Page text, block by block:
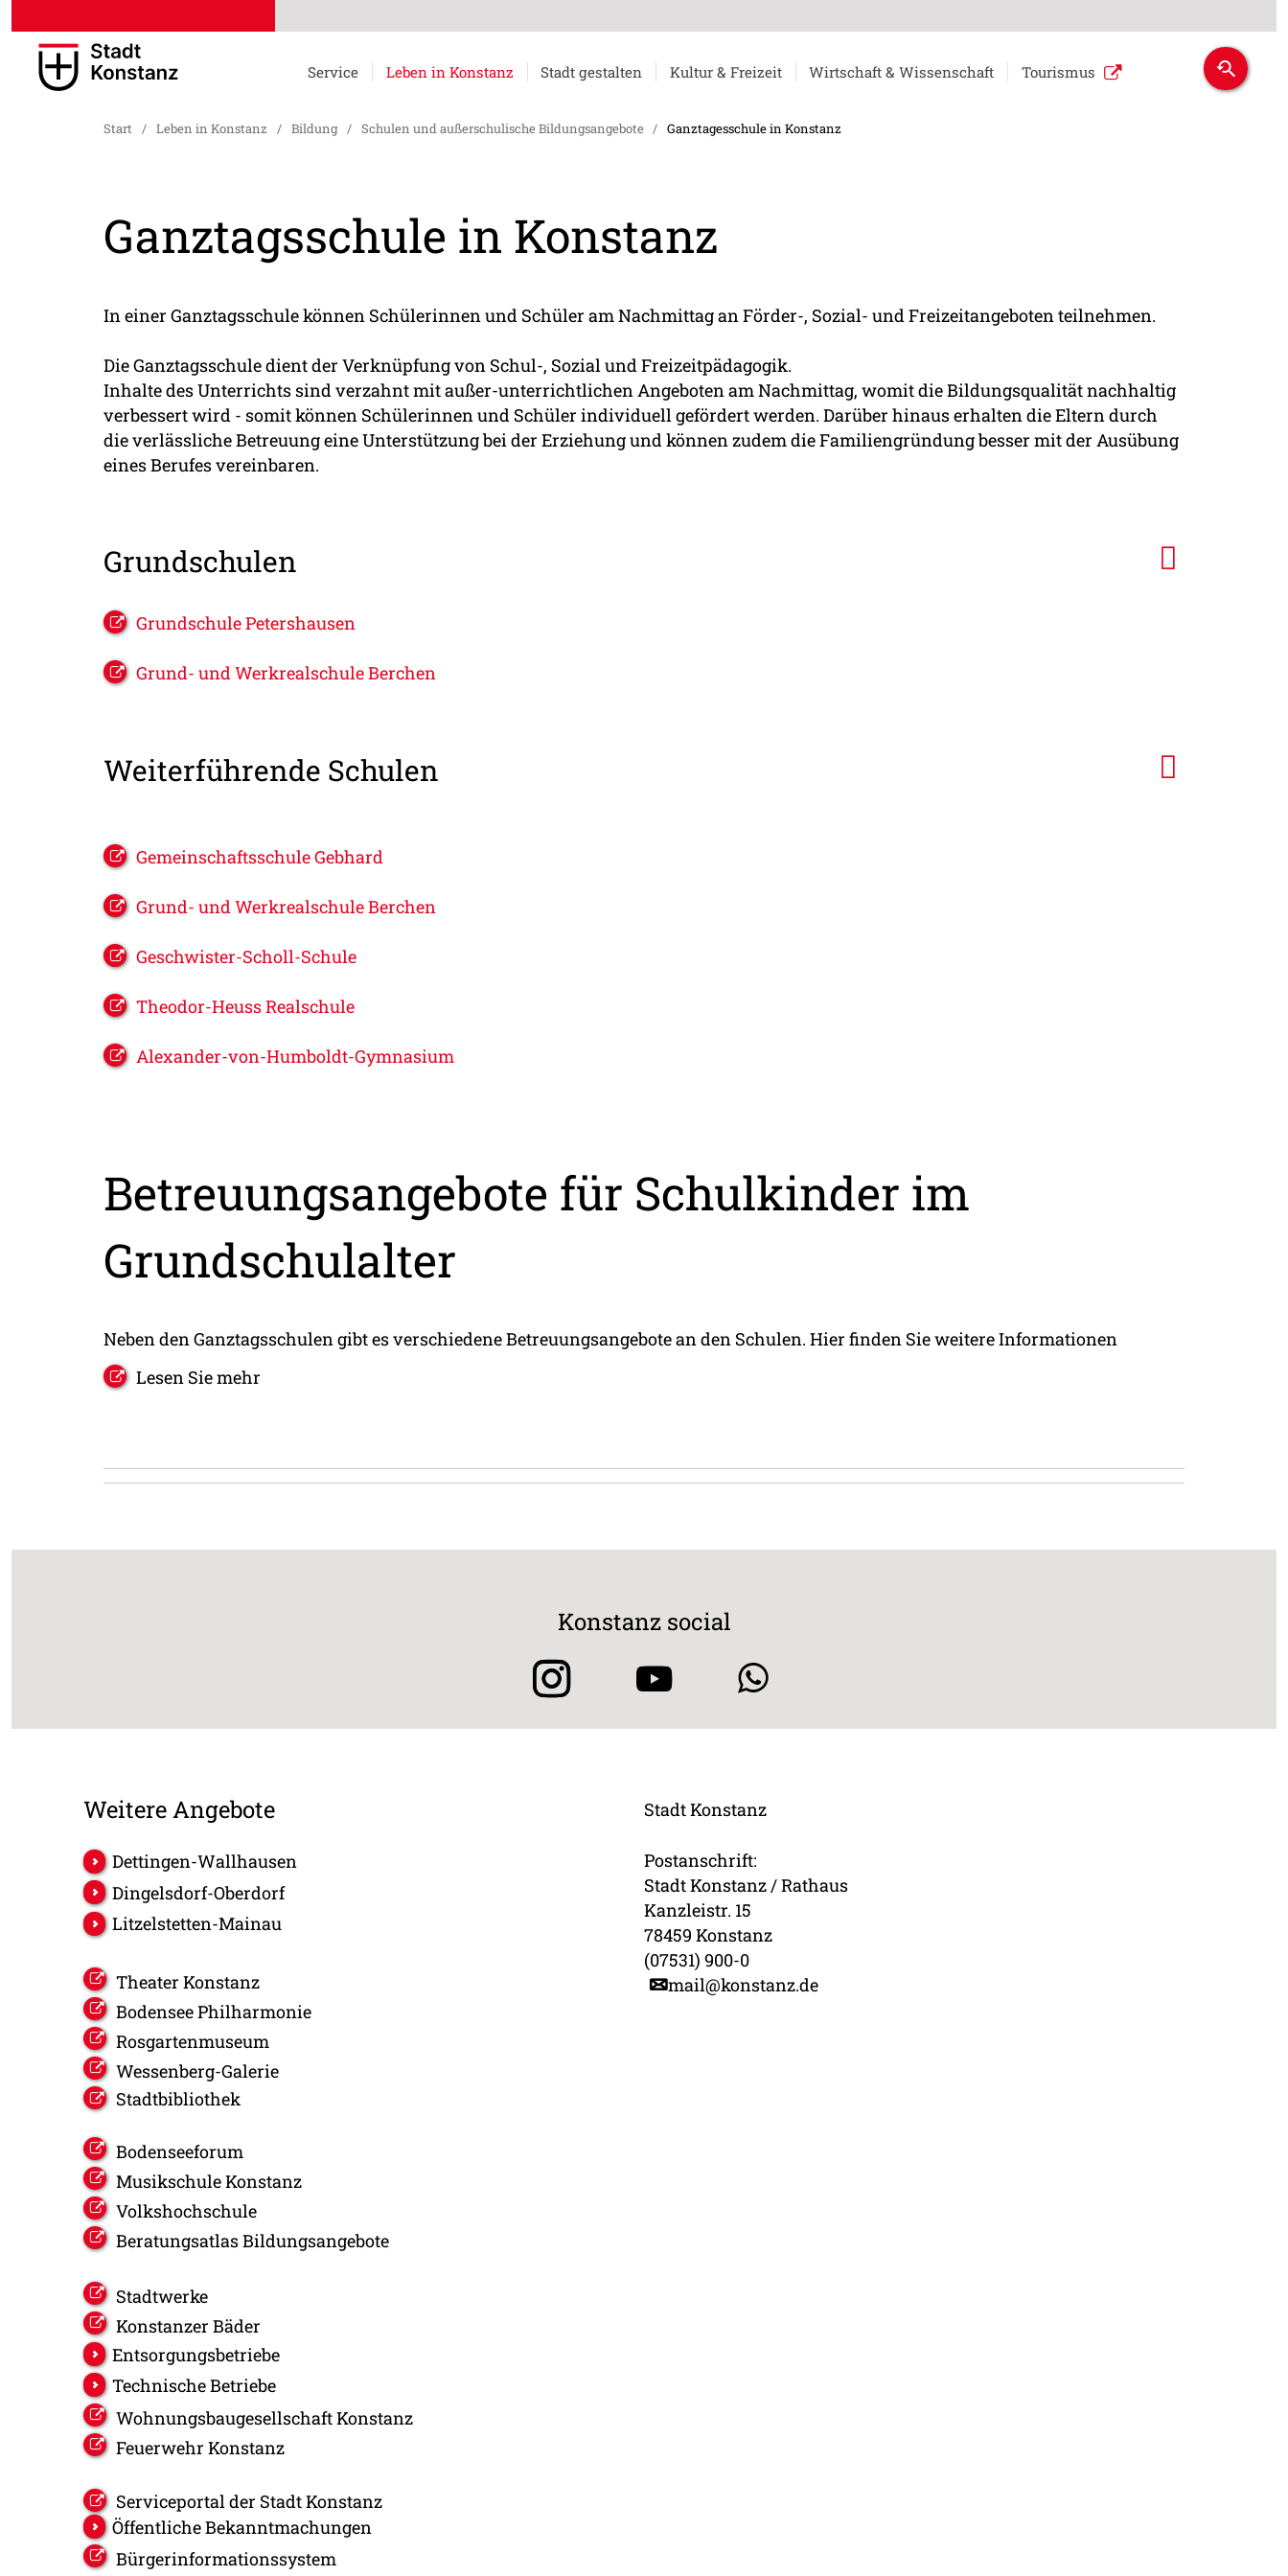
Service Leben in Konstanz Stadt gestalten Kultur & Freizeit Wirtschaft & Wissenschaft Tourismus
Start / Leben in Konstanz / Bildung / Schulen und außerschulische Bildungsangebote / Ganztagesschule in Konstanz
Ganztagsschule in Konstanz
In einer Ganztagsschule können Schülerinnen und Schüler am Nachmittag an Förder-, Sozial- und Freizeitangeboten teilnehmen.
Die Ganztagsschule dient der Verknüpfung von Schul-, Sozial und Freizeitpädagogik.
Inhalte des Unterrichts sind verzahnt mit außer-unterrichtlichen Angeboten am Nachmittag, womit die Bildungsqualität nachhaltig
verbessert wird - somit können Schülerinnen und Schüler individuell gefördert werden. Darüber hinaus erhalten die Eltern durch
die verlässliche Betreuung eine Unterstützung bei der Erziehung und können zudem die Familiengründung besser mit der Ausübung
eines Berufes vereinbaren.
Grundschulen
Grundschule Petershausen
Grund- und Werkrealschule Berchen
Weiterführende Schulen
Gemeinschaftsschule Gebhard
Grund- und Werkrealschule Berchen
Geschwister-Scholl-Schule
Theodor-Heuss Realschule
Alexander-von-Humboldt-Gymnasium
Betreuungsangebote für Schulkinder im
Grundschulalter
Neben den Ganztagsschulen gibt es verschiedene Betreuungsangebote an den Schulen. Hier finden Sie weitere Informationen
Lesen Sie mehr
Konstanz social
Weitere Angebote
Dettingen-Wallhausen
Dingelsdorf-Oberdorf
Litzelstetten-Mainau
Theater Konstanz
Bodensee Philharmonie
Rosgartenmuseum
Wessenberg-Galerie
Stadtbibliothek
Bodenseeforum
Musikschule Konstanz
Volkshochschule
Beratungsatlas Bildungsangebote
Stadtwerke
Konstanzer Bäder
Entsorgungsbetriebe
Technische Betriebe
Wohnungsbaugesellschaft Konstanz
Feuerwehr Konstanz
Serviceportal der Stadt Konstanz
Öffentliche Bekanntmachungen
Bürgerinformationssystem
Stadt Konstanz
Postanschrift:
Stadt Konstanz / Rathaus
Kanzleistr. 15
78459 Konstanz
(07531) 900-0
mail@konstanz.de